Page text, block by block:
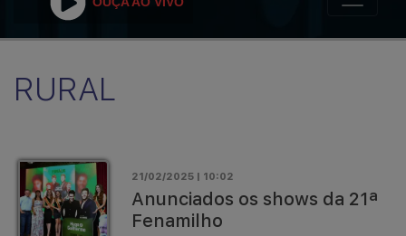
RURAL
21/02/2025 | 10:02
Anunciados os shows da 21ª
Fenamilho